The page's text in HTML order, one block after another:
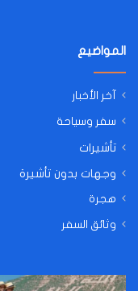
المواضيع
آخر الأخبار
سفر وسياحة
تأشيرات
وجهات بدون تأشيرة
هجرة
وثائق السفر
طريقة